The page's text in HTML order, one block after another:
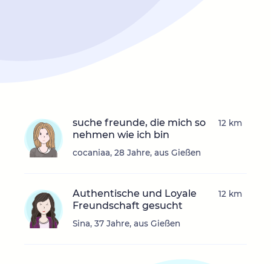
suche freunde, die mich so
nehmen wie ich bin
cocaniaa, 28 Jahre, aus Gießen
12 km
Authentische und Loyale
Freundschaft gesucht
Sina, 37 Jahre, aus Gießen
12 km